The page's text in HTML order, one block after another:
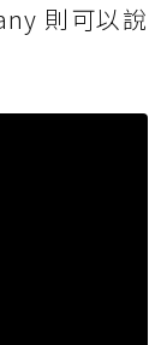
則可以說